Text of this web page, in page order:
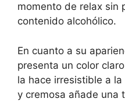
momento de relax sin
contenido alcohólico.
En cuanto a su
presenta un color
la hace irresistible a
y cremosa añade una